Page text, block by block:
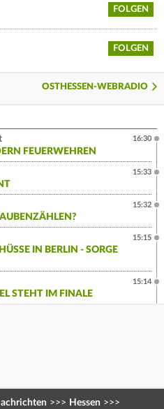
FOLGEN
FOLGEN
OSTHESSEN-WEBRADIO
FEUERWEHREN
16:30
15:33
15:32
IN BERLIN - SORGE
15:15
STEHT IM FINALE
15:14
>>> Hessen >>>